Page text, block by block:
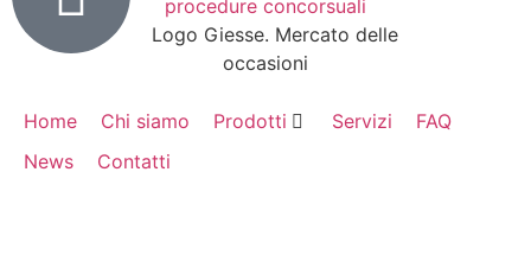
Home Chi siamo Prodotti Servizi
FAQ
News
Contatti